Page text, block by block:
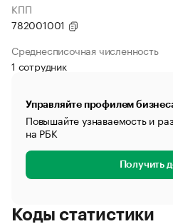
КПП
782001001
Среднесписочная численность
1 сотрудник
Управляйте профилем
Повышайте узнаваемость и
на РБК
Получить
Коды статистики